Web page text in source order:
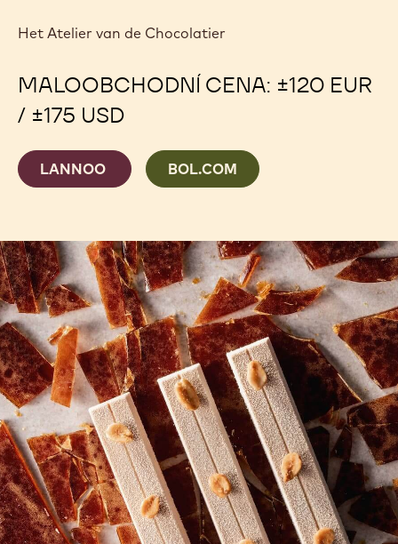
Het Atelier van de Chocolatier
MALOOBCHODNÍ CENA: ±120 EUR
/ ±175 USD
LANNOO BOL.COM